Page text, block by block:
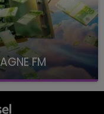
FM
à 8H10